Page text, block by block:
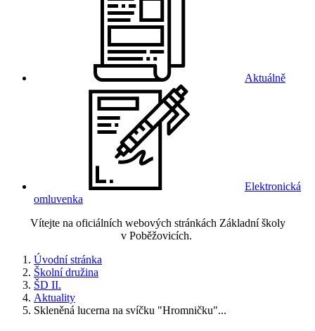
Aktuálně
Elektronická
omluvenka
Vítejte na oficiálních webových stránkách Základní školy
v Poběžovicích.
Úvodní stránka
Školní družina
ŠD II.
Aktuality
Skleněná lucerna na svíčku "Hromničku"...